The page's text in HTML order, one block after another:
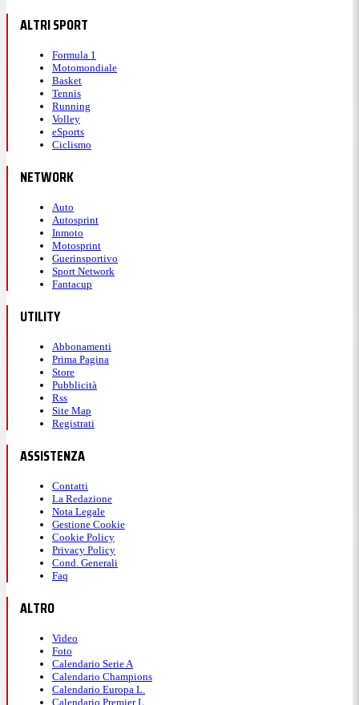
ALTRI SPORT
Formula 1
Motomondiale
Basket
Tennis
Running
Volley
eSports
Ciclismo
NETWORK
Auto
Autosprint
Inmoto
Motosprint
Guerinsportivo
Sport Network
Fantacup
UTILITY
Abbonamenti
Prima Pagina
Store
Pubblicità
Rss
Site Map
Registrati
ASSISTENZA
Contatti
La Redazione
Nota Legale
Gestione Cookie
Cookie Policy
Privacy Policy
Cond. Generali
Faq
ALTRO
Video
Foto
Calendario Serie A
Calendario Champions
Calendario Europa L.
Calendario Premier L.